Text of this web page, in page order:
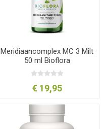
Meridiaancomplex MC 3 Milt
50 ml Bioflora
€ 19,95